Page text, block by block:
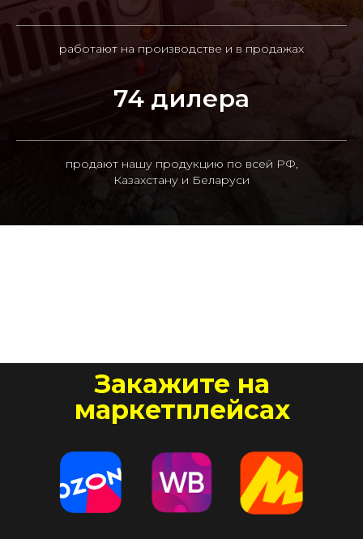
работают на производстве и в продажах
74 дилера
продают нашу продукцию по всей РФ,
Казахстану и Беларуси
Закажите на
маркетплейсах